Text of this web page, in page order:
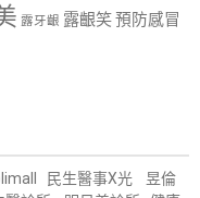
露牙齦 露齦笑預防感冒
民生醫事X光
昱倫